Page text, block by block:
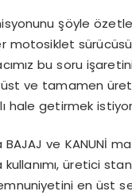
şöyle
bu soru
ve tamamen
hale getirmek
ve KANUNİ
üretici
en üst